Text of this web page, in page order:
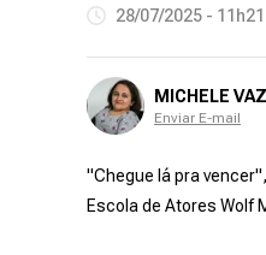
28/07/2025 -
MICHELE
Enviar E-mail
"Chegue lá pra
Escola de Atores Wolf